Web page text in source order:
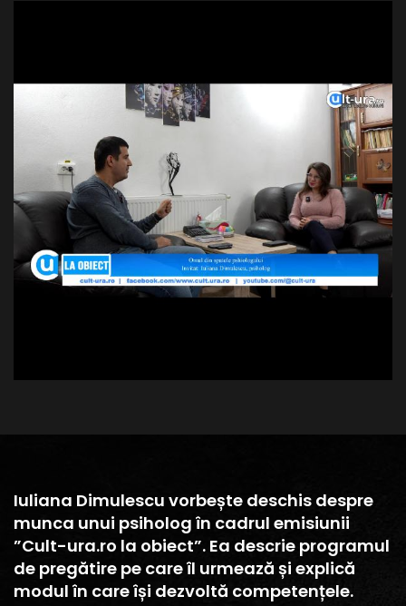
Iuliana Dimulescu vorbește deschis despre
munca unui psiholog în cadrul emisiunii
”Cult-ura.ro la obiect”. Ea descrie programul
de pregătire pe care îl urmează și explică
modul în care își dezvoltă competențele.